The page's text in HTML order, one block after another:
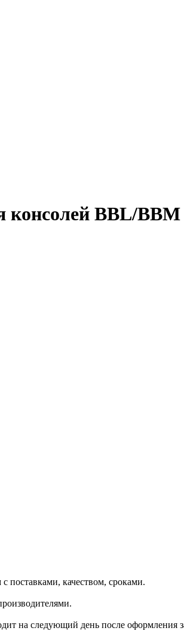
консолей BBL/
поставками, качеством, сроками.
на следующий день после оформления